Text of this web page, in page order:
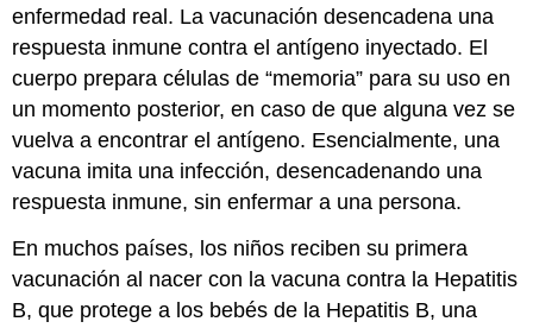
enfermedad real. La vacunación desencadena una
respuesta inmune contra el antígeno inyectado. El
cuerpo prepara células de “memoria” para su uso en
un momento posterior, en caso de que alguna vez se
vuelva a encontrar el antígeno. Esencialmente, una
vacuna imita una infección, desencadenando una
respuesta inmune, sin enfermar a una persona.
En muchos países, los niños reciben su primera
vacunación al nacer con la vacuna contra la Hepatitis
B, que protege a los bebés de la Hepatitis B, una